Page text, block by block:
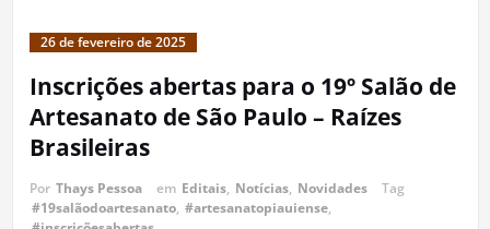
26 de fevereiro de 2025
Inscrições abertas para o 19º Salão de
Artesanato de São Paulo – Raízes
Brasileiras
Por Thays Pessoa em Editais, Notícias, Novidades
Tag
#19salãodoartesanato, #artesanatopiauiense,